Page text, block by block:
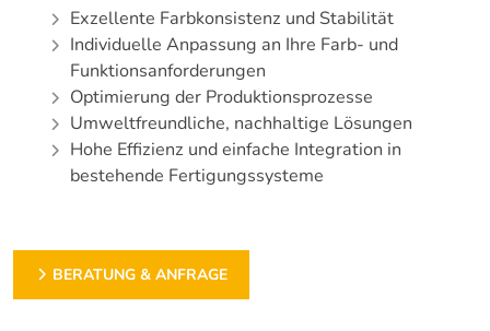
Exzellente Farbkonsistenz und Stabilität
Individuelle Anpassung an Ihre Farb- und
Funktionsanforderungen
Optimierung der Produktionsprozesse
Umweltfreundliche, nachhaltige Lösungen
Hohe Effizienz und einfache Integration in
bestehende Fertigungssysteme
BERATUNG & ANFRAGE